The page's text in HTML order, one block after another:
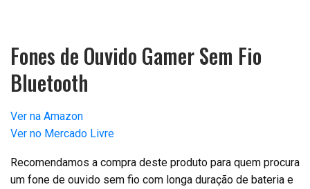
Fones de Ouvido Gamer Sem Fio
Bluetooth
Ver na Amazon
Ver no Mercado Livre
Recomendamos a compra deste produto para quem procura
um fone de ouvido sem fio com longa duração de bateria e